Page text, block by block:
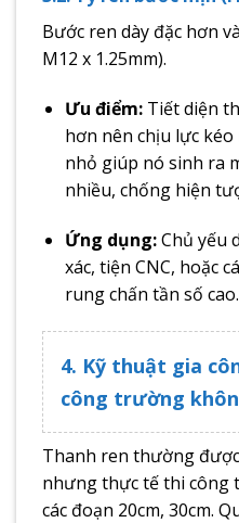
Bước ren dày đặc hơn
M12 x 1.25mm).
Ưu điểm:Tiết diện
hơn nên chịu lực
nhỏ giúp nó sinh ra
nhiều, chống hiện
Ứng dụng:Chủ yếu
xác, tiện CNC, hoặc
rung chấn tần số cao.
4. Kỹ thuật gia
công trường
Thanh ren thường
nhưng thực tế thi công
các đoạn 20cm, 30cm.